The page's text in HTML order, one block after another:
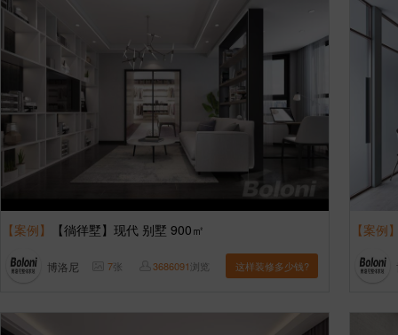
【案例】 【徜徉墅】现代 别墅 900㎡
博洛尼 7张 3686091浏览 这样装修多少钱?
【案例